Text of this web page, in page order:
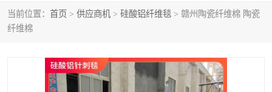
当前位置： 首页 > 供应商机 > 硅酸铝纤维毯 > 赣州陶瓷纤维棉 陶瓷
纤维棉
硅酸铝散棉 硅酸铝纤维毯
硅酸铝纤维毡 硅酸铝模块